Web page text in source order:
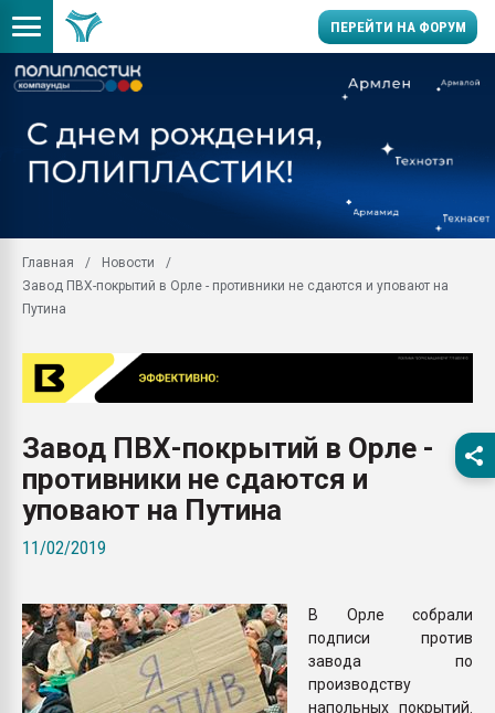
ПЕРЕЙТИ НА ФОРУМ
заводу пластмасс"
первый план в
28.07.2026
ситуацией на
Главная
Новости
Завод ПВХ-покрытий в Орле - противники не сдаются и уповают на
Путина
Завод ПВХ-покрытий в Орле -
противники не сдаются и
уповают на Путина
11/02/2019
В Орле собрали
подписи против
завода по
производству
напольных покрытий.